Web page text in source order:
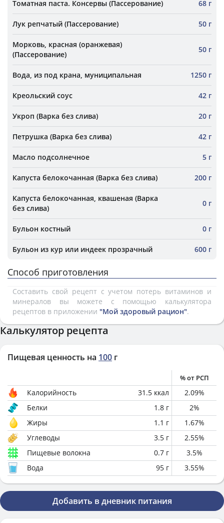
Томатная паста. Консервы (Пассерование) 68 г
Лук репчатый (Пассерование) 50 г
Морковь, красная (оранжевая)
(Пассерование)
50 г
Вода, из под крана, муниципальная 1250 г
Креольский соус 42 г
Укроп (Варка без слива) 20 г
Петрушка (Варка без слива) 42 г
Масло подсолнечное 5 г
Капуста белокочанная (Варка без слива) 200 г
Капуста белокочанная, квашеная (Варка
без слива)
0 г
Бульон костный 0 г
Бульон из кур или индеек прозрачный 600 г
Способ приготовления
Составить свой рецепт с учетом потерь витаминов и
минералов вы можете с помощью калькулятора
рецептов в приложении "Мой здоровый рацион".
Калькулятор рецепта
Пищевая ценность на 100 г
% от РСП
Калорийность 31.5 ккал 2.09%
Белки
1.8 г 2%
Жиры
1.1 г 1.67%
Углеводы
3.5 г 2.55%
Пищевые волокна
0.7 г 3.5%
Вода
95 г 3.55%
Добавить в дневник питания